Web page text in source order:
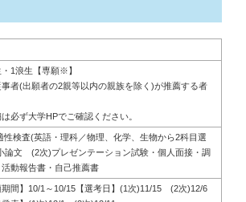
1浪生【専願※】
事者(出願者の2親等以内の親族を除く)が推薦する者
は必ず大学HPでご確認ください。
性検査(英語・理科／物理、化学、生物から2科目選
論文 (2次)プレゼンテーション試験・個人面接・調
動報告書・自己推薦書
期間】10/1～10/15【選考日】(1次)11/15 (2次)12/6